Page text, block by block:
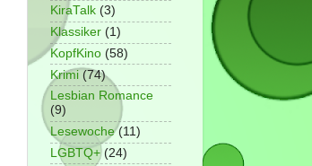
KiraTalk (3)
Klassiker (1)
KopfKino (58)
Krimi (74)
Lesbian Romance
(9)
Lesewoche (11)
LGBTQ+ (24)